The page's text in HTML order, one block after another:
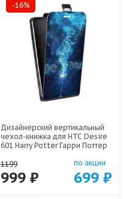
-16%
Дизайнерский вертикальный
чехол-книжка для HTC Desire
601 Harry Potter Гарри Поттер
1199
999 ₽
по акции
699 ₽